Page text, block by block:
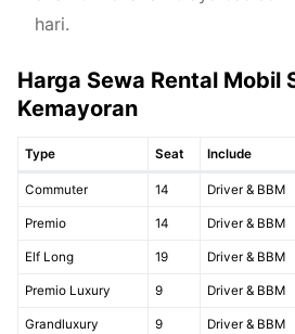
hari.
Harga Sewa Rental Mobil
Kemayoran
Type Seat Include
Commuter 14 Driver & BBM
Premio 14 Driver & BBM
Elf Long 19 Driver & BBM
Premio Luxury 9 Driver & BBM
Grandluxury 9 Driver & BBM